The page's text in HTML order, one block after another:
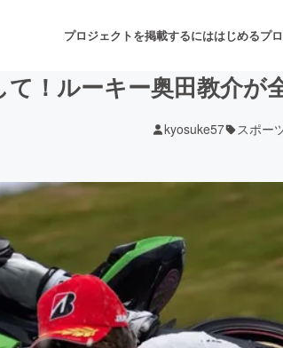
プロジェクトを掲載するにははじめるプ
音楽
ゲーム・サービス開発
書籍・雑誌出版
！ルーキー奥田教介が
kyosuke57 スポー